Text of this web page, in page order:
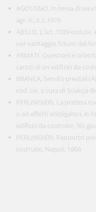
AGOSTINO, In tema di
agr. it., t. I, 1976
AJELLO, L'art. 1029
per vantaggio futuro del
ARMATI, Questioni e
carico di un edificio da
BRANCA, Servitù prediali
cod. civ. a cura di Scialoja-
PERLINGIERI, La pretesa
o ad effetti obbligatori, in
edificio da costruire,
PERLINGIERI, Rapporto
costruire, Napoli, 1966